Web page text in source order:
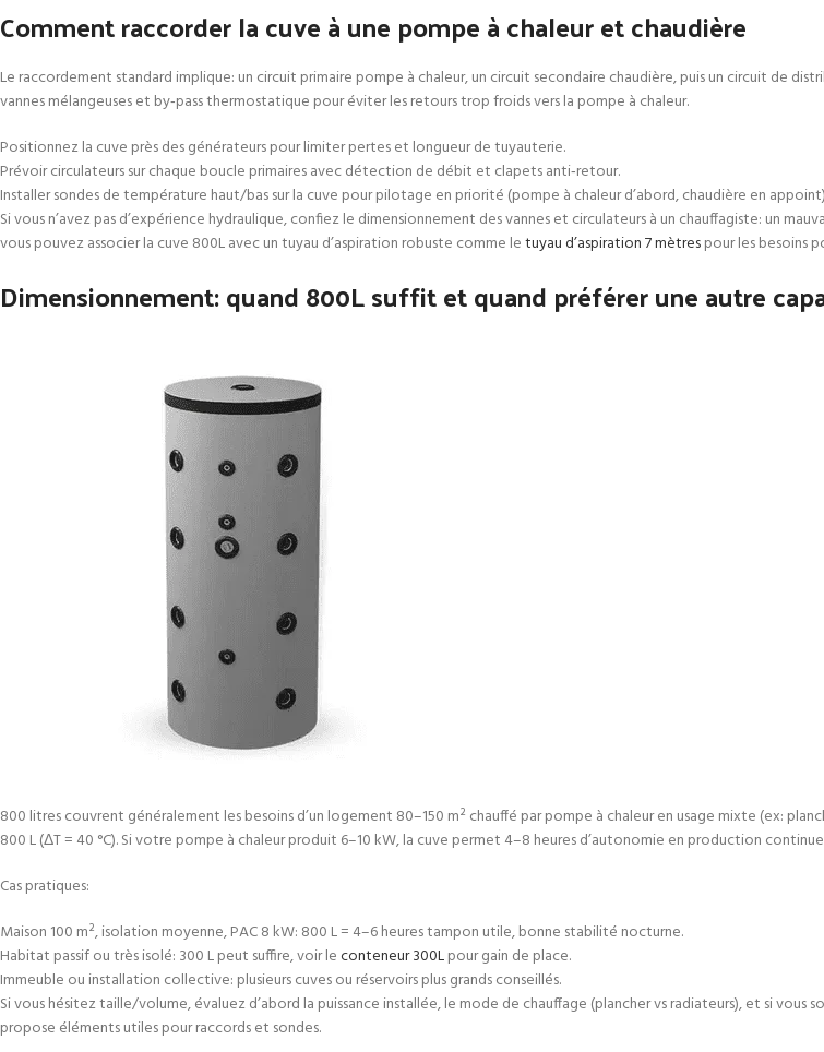
Comment raccorder la cuve à une pompe à chaleur et chaudière
Le raccordement standard implique: un circuit primaire pompe à chaleur, un circuit secondaire chaudière, puis un circuit de
vannes mélangeuses et by‑pass thermostatique pour éviter les retours trop froids vers la pompe à chaleur.
Positionnez la cuve près des générateurs pour limiter pertes et longueur de tuyauterie.
Prévoir circulateurs sur chaque boucle primaires avec détection de débit et clapets anti‑retour.
Installer sondes de température haut/bas sur la cuve pour pilotage en priorité (pompe à chaleur d’abord, chaudière en
Si vous n’avez pas d’expérience hydraulique, confiez le dimensionnement des vannes et circulateurs à un chauffagiste: un
vous pouvez associer la cuve 800L avec un tuyau d’aspiration robuste comme letuyau d’aspiration 7 mètrespour les besoins
Dimensionnement: quand 800L suffit et quand préférer une autre
800 litres couvrent généralement les besoins d’un logement 80–150 m² chauffé par pompe à chaleur en usage mixte (ex:
800 L (ΔT = 40 °C). Si votre pompe à chaleur produit 6–10 kW, la cuve permet 4–8 heures d’autonomie en production
Cas pratiques:
Maison 100 m², isolation moyenne, PAC 8 kW: 800 L = 4–6 heures tampon utile, bonne stabilité nocturne.
Habitat passif ou très isolé: 300 L peut suffire, voir leconteneur 300Lpour gain de place.
Immeuble ou installation collective: plusieurs cuves ou réservoirs plus grands conseillés.
Si vous hésitez taille/volume, évaluez d’abord la puissance installée, le mode de chauffage (plancher vs radiateurs), et si vous
propose éléments utiles pour raccords et sondes.